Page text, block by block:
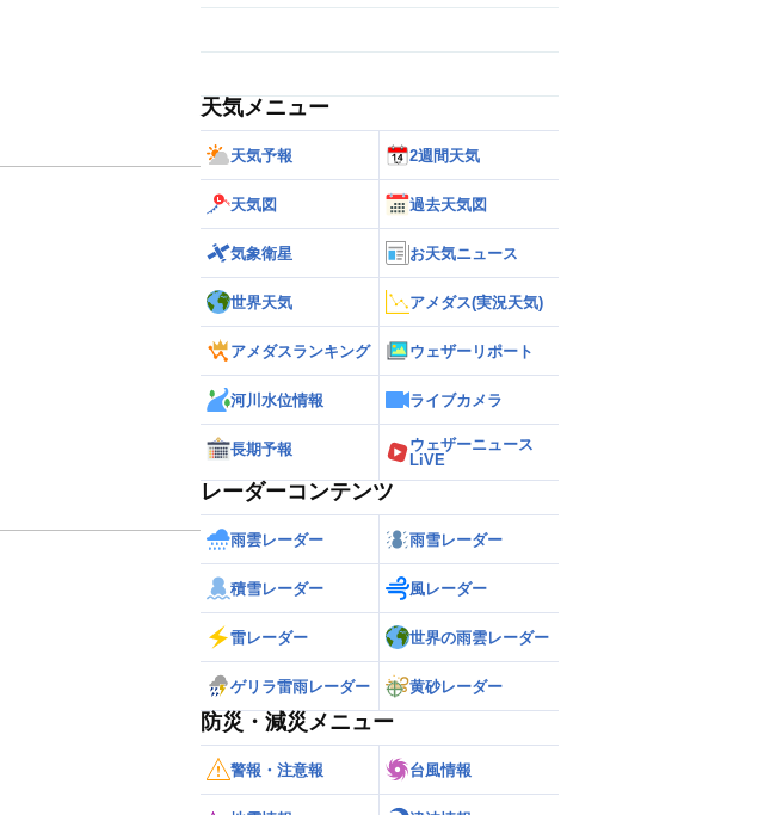
天気メニュー
天気予報 2週間天気
天気図 過去天気図
気象衛星 お天気ニュース
世界天気 アメダス(実況天気)
アメダスランキング ウェザーリポート
河川水位情報 ライブカメラ
長期予報
ウェザーニュース
LiVE
レーダーコンテンツ
雨雲レーダー 雨雪レーダー
積雪レーダー 風レーダー
雷レーダー 世界の雨雲レーダー
ゲリラ雷雨レーダー 黄砂レーダー
防災・減災メニュー
警報・注意報 台風情報